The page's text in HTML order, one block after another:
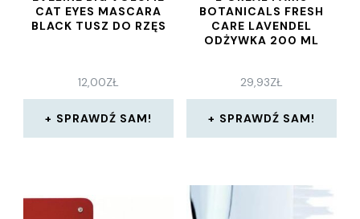
CAT EYES MASCARA
BLACK TUSZ DO RZĘS
12,00ZŁ
SPRAWDŹ SAM!
BOTANICALS FRESH
CARE LAVENDEL
ODŻYWKA 200 ML
29,93ZŁ
SPRAWDŹ SAM!